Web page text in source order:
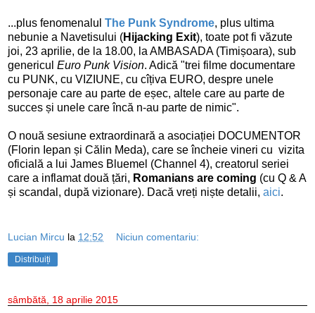
...plus fenomenalul The Punk Syndrome, plus ultima
nebunie a Navetisului (Hijacking Exit), toate pot fi văzute
joi, 23 aprilie, de la 18.00, la AMBASADA (Timișoara), sub
genericul Euro Punk Vision. Adică "trei filme documentare
cu PUNK, cu VIZIUNE, cu cîțiva EURO, despre unele
personaje care au parte de eșec, altele care au parte de
succes și unele care încă n-au parte de nimic".
O nouă sesiune extraordinară a asociației DOCUMENTOR
(Florin Iepan și Călin Meda), care se încheie vineri cu vizita
oficială a lui James Bluemel (Channel 4), creatorul seriei
care a inflamat două țări, Romanians are coming (cu Q & A
și scandal, după vizionare). Dacă vreți niște detalii, aici.
Lucian Mircu la 12:52 Niciun comentariu:
Distribuiți
sâmbătă, 18 aprilie 2015